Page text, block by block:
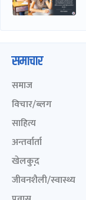
समाचार
समाज
विचार/ब्लग
साहित्य
अन्तर्वार्ता
खेलकुद़़
जीवनशैली/स्वास्थ्य